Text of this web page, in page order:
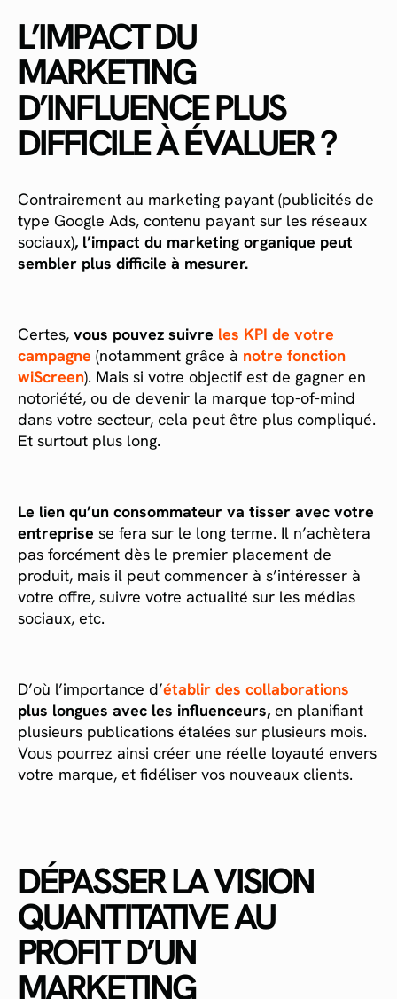
L’IMPACT DU
MARKETING
D’INFLUENCE PLUS
DIFFICILE À ÉVALUER ?
Contrairement au marketing payant (publicités de
type Google Ads, contenu payant sur les réseaux
sociaux), l’impact du marketing organique peut
sembler plus difficile à mesurer.
Certes, vous pouvez suivre les KPI de votre
campagne (notamment grâce à notre fonction
wiScreen). Mais si votre objectif est de gagner en
notoriété, ou de devenir la marque top-of-mind
dans votre secteur, cela peut être plus compliqué.
Et surtout plus long.
Le lien qu’un consommateur va tisser avec votre
entreprise se fera sur le long terme. Il n’achètera
pas forcément dès le premier placement de
produit, mais il peut commencer à s’intéresser à
votre offre, suivre votre actualité sur les médias
sociaux, etc.
D’où l’importance d’établir des collaborations
plus longues avec les influenceurs, en planifiant
plusieurs publications étalées sur plusieurs mois.
Vous pourrez ainsi créer une réelle loyauté envers
votre marque, et fidéliser vos nouveaux clients.
DÉPASSER LA VISION
QUANTITATIVE AU
PROFIT D’UN
MARKETING